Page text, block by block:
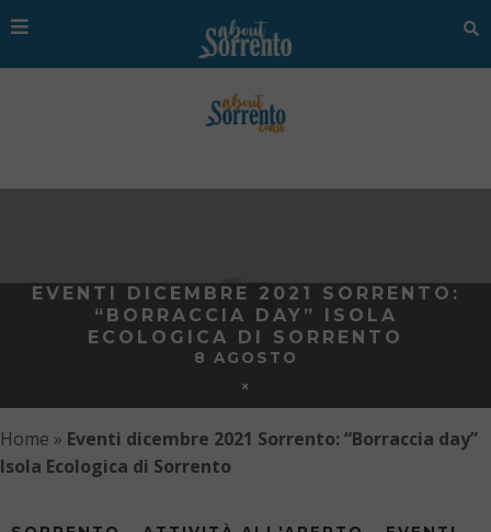
EVENTI DICEMBRE 2021 SORRENTO:
“BORRACCIA DAY” ISOLA
ECOLOGICA DI SORRENTO
8 AGOSTO
Home » Eventi dicembre 2021 Sorrento: “Borraccia day”
Isola Ecologica di Sorrento